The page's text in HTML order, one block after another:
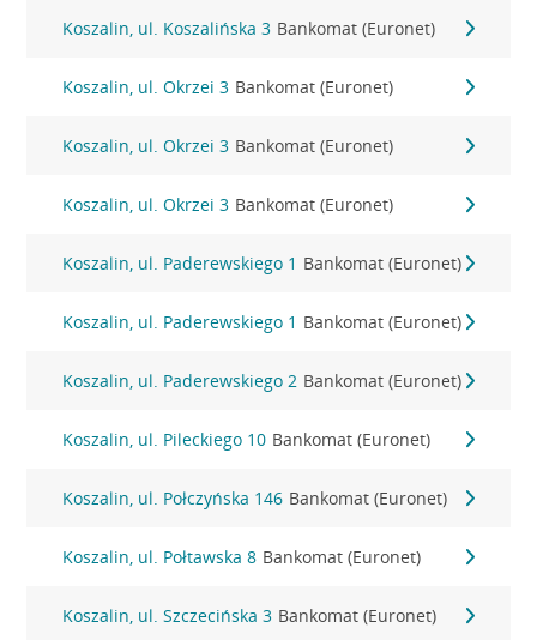
Koszalin, ul. Koszalińska 3 Bankomat (Euronet)
Koszalin, ul. Okrzei 3 Bankomat (Euronet)
Koszalin, ul. Okrzei 3 Bankomat (Euronet)
Koszalin, ul. Okrzei 3 Bankomat (Euronet)
Koszalin, ul. Paderewskiego 1 Bankomat (Euronet)
Koszalin, ul. Paderewskiego 1 Bankomat (Euronet)
Koszalin, ul. Paderewskiego 2 Bankomat (Euronet)
Koszalin, ul. Pileckiego 10 Bankomat (Euronet)
Koszalin, ul. Połczyńska 146 Bankomat (Euronet)
Koszalin, ul. Połtawska 8 Bankomat (Euronet)
Koszalin, ul. Szczecińska 3 Bankomat (Euronet)